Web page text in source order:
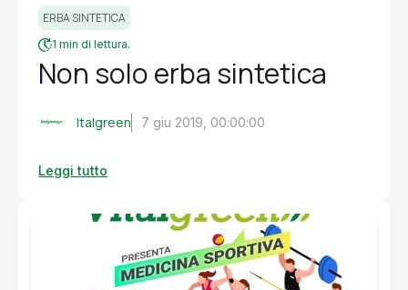
ERBA SINTETICA
1 min di lettura.
Non solo erba sintetica
Italgreen 7 giu 2019, 00:00:00
Leggi tutto